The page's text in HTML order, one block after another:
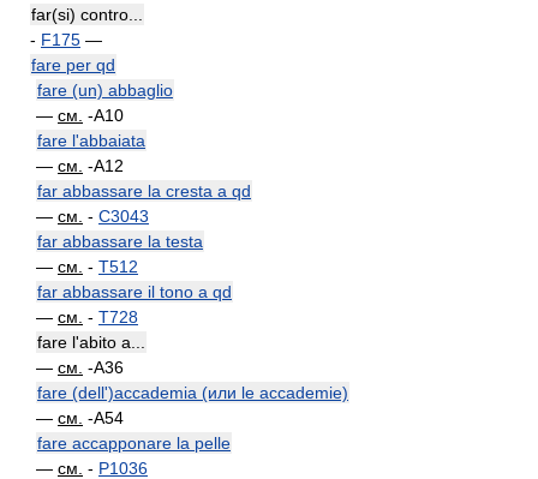
far(si) contro...
- F175 —
fare per qd
fare (un) abbaglio
— см. -A10
fare l'abbaiata
— см. -A12
far abbassare la cresta a qd
— см. - C3043
far abbassare la testa
— см. - T512
far abbassare il tono a qd
— см. - T728
fare l'abito a...
— см. -A36
fare (dell')accademia (или le accademie)
— см. -A54
fare accapponare la pelle
— см. - P1036